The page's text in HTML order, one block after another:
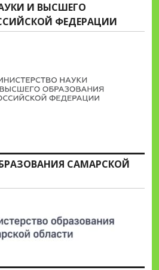
И ВЫСШЕГО
ФЕДЕРАЦИИ
САМАРСКОЙ